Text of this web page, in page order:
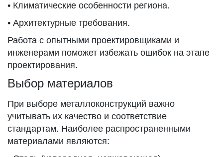
• Климатические особенности региона.
• Архитектурные требования.
Работа с опытными проектировщиками и
инженерами поможет избежать ошибок на этапе
проектирования.
Выбор материалов
При выборе металлоконструкций важно
учитывать их качество и соответствие
стандартам. Наиболее распространенными
материалами являются: